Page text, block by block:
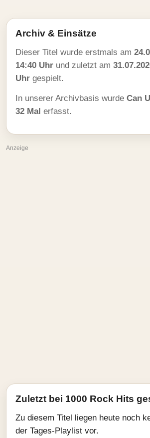
Archiv & Einsätze
Dieser Titel wurde erstmals am
14:40 Uhr und zuletzt am
Uhr gespielt.
In unserer Archivbasis wurde Can
32 Mal erfasst.
Anzeige
Zuletzt bei 1000 Rock Hits
Zu diesem Titel liegen heute noch
der Tages-Playlist vor.